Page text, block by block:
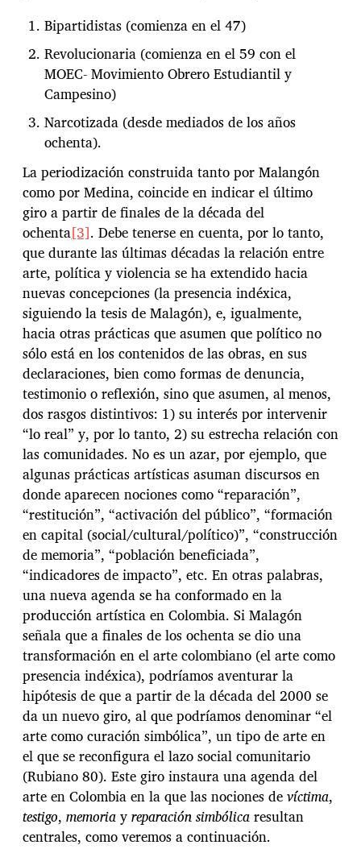
Bipartidistas (comienza en el 47)
Revolucionaria (comienza en el 59 con el
MOEC- Movimiento Obrero Estudiantil y
Campesino)
Narcotizada (desde mediados de los años
ochenta).
La periodización construida tanto por Malangón
como por Medina, coincide en indicar el último
giro a partir de finales de la década del
ochenta[3]. Debe tenerse en cuenta, por lo tanto,
que durante las últimas décadas la relación entre
arte, política y violencia se ha extendido hacia
nuevas concepciones (la presencia indéxica,
siguiendo la tesis de Malagón), e, igualmente,
hacia otras prácticas que asumen que político no
sólo está en los contenidos de las obras, en sus
declaraciones, bien como formas de denuncia,
testimonio o reflexión, sino que asumen, al menos,
dos rasgos distintivos: 1) su interés por intervenir
“lo real” y, por lo tanto, 2) su estrecha relación con
las comunidades. No es un azar, por ejemplo, que
algunas prácticas artísticas asuman discursos en
donde aparecen nociones como “reparación”,
“restitución”, “activación del público”, “formación
en capital (social/cultural/político)”, “construcción
de memoria”, “población beneficiada”,
“indicadores de impacto”, etc. En otras palabras,
una nueva agenda se ha conformado en la
producción artística en Colombia. Si Malagón
señala que a finales de los ochenta se dio una
transformación en el arte colombiano (el arte como
presencia indéxica), podríamos aventurar la
hipótesis de que a partir de la década del 2000 se
da un nuevo giro, al que podríamos denominar “el
arte como curación simbólica”, un tipo de arte en
el que se reconfigura el lazo social comunitario
(Rubiano 80). Este giro instaura una agenda del
arte en Colombia en la que las nociones devíctima,
testigo, memoriayreparación simbólicaresultan
centrales, como veremos a continuación.